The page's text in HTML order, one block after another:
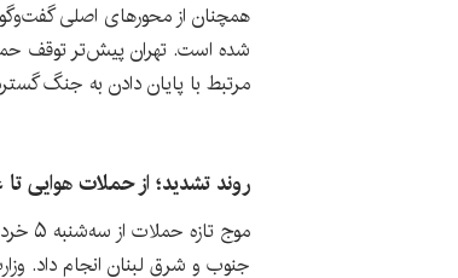
همچنان از محورهای اصلی
شده است. تهران پیش‌تر توقف
مرتبط با پایان دادن به جنگ
روند تشدید؛ از حملات هوایی تا
موج